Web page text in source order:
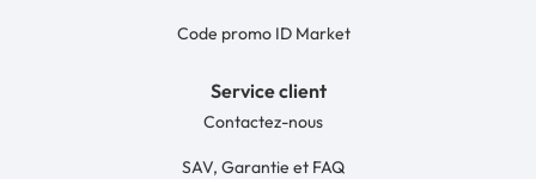
Code promo ID Market
Service client
Contactez-nous
SAV, Garantie et FAQ